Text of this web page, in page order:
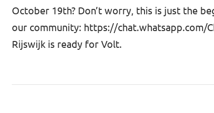
October 19th? Don’t worry, this is just the
our community: https://chat.whatsapp.com/
Rijswijk is ready for Volt.